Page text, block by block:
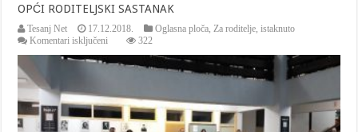
OPĆI RODITELJSKI SASTANAK
Tesanj Net 17.12.2018. Oglasna ploča,Za roditelje,istaknuto
Komentari isključeni
RODITELJSKI
322